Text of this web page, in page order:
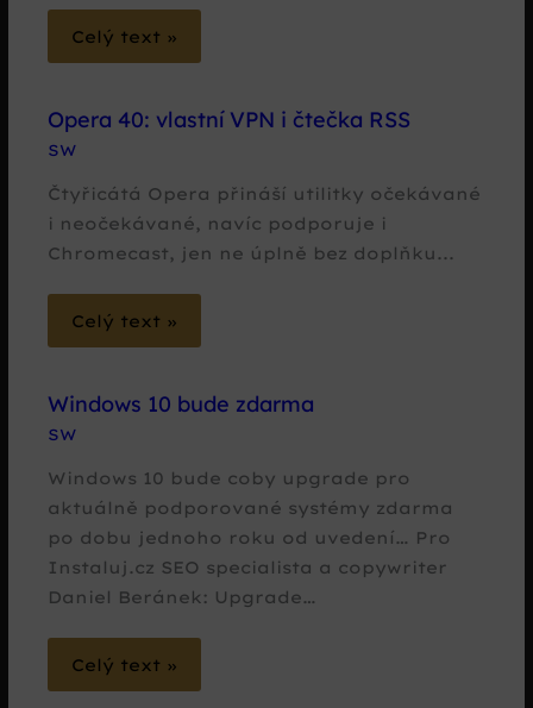
Celý text »
Opera 40: vlastní VPN i čtečka RSS
SW
Čtyřicátá Opera přináší utilitky očekávané
i neočekávané, navíc podporuje i
Chromecast, jen ne úplně bez doplňku...
Celý text »
Windows 10 bude zdarma
SW
Windows 10 bude coby upgrade pro
aktuálně podporované systémy zdarma
po dobu jednoho roku od uvedení… Pro
Instaluj.cz SEO specialista a copywriter
Daniel Beránek: Upgrade…
Celý text »